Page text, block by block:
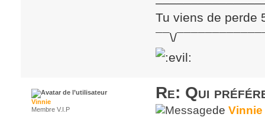
Tu viens de perde
¯¯\/
Re: Qui
de Vinnie
Vinnie
Membre V.I.P